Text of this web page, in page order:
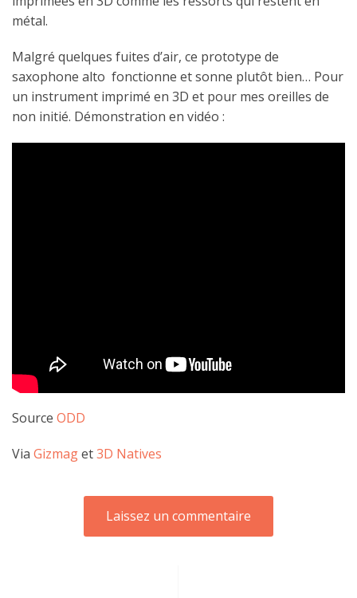
métal.
Malgré quelques fuites d’air, ce prototype de
saxophone alto fonctionne et sonne plutôt bien… Pour
un instrument imprimé en 3D et pour mes oreilles de
non initié. Démonstration en vidéo :
Source ODD
Via Gizmaget3D Natives